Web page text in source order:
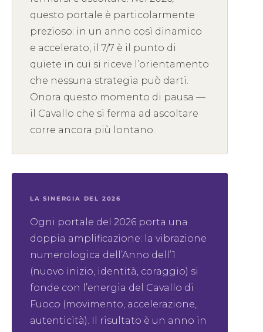
questo portale è particolarmente
prezioso: in un anno così dinamico
e accelerato, il 7/7 è il punto di
quiete in cui si riceve l’orientamento
che nessuna strategia può darti.
Onora questo momento di pausa —
il Cavallo che si ferma ad ascoltare
corre ancora più lontano.
LA SINERGIA DEL 2026
Ogni portale del 2026 porta una
doppia amplificazione: la vibrazione
numerologica dell’Anno dell’1
(nuovo inizio, identità, coraggio) si
fonde con l’energia del Cavallo di
Fuoco (movimento, accelerazione,
autenticità). Il risultato è un anno in